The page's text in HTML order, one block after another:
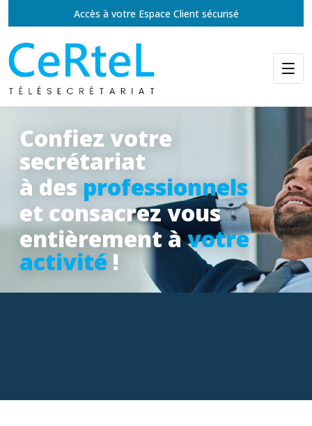
Accès à votre Espace Client sécurisé
Confiez votre
secrétariat
à des professionnels
et consacrez vous
entièrement àvotre
activité !